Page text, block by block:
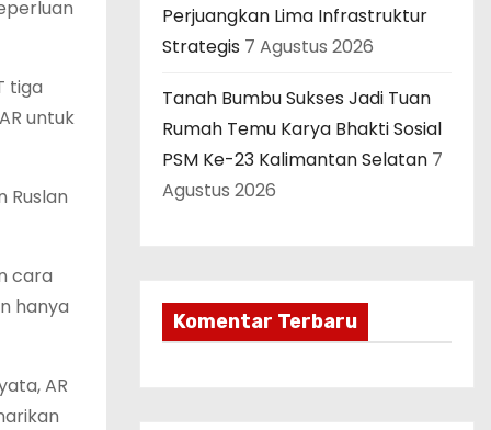
tiga
untuk
Ruslan
cara
hanya
AR
Perjuangkan Lima Infrastruktur
Strategis 7 Agustus 2026
Tanah Bumbu Sukses Jadi Tuan
Rumah Temu Karya Bhakti Sosial
PSM Ke-23 Kalimantan Selatan 7
Agustus 2026
Komentar Terbaru